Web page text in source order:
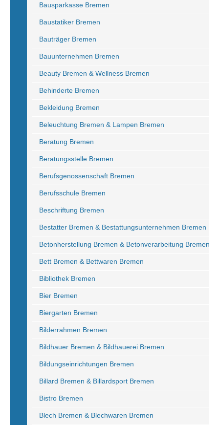
Bausparkasse Bremen
Baustatiker Bremen
Bauträger Bremen
Bauunternehmen Bremen
Beauty Bremen & Wellness Bremen
Behinderte Bremen
Bekleidung Bremen
Beleuchtung Bremen & Lampen Bremen
Beratung Bremen
Beratungsstelle Bremen
Berufsgenossenschaft Bremen
Berufsschule Bremen
Beschriftung Bremen
Bestatter Bremen & Bestattungsunternehmen Bremen
Betonherstellung Bremen & Betonverarbeitung Bremen
Bett Bremen & Bettwaren Bremen
Bibliothek Bremen
Bier Bremen
Biergarten Bremen
Bilderrahmen Bremen
Bildhauer Bremen & Bildhauerei Bremen
Bildungseinrichtungen Bremen
Billard Bremen & Billardsport Bremen
Bistro Bremen
Blech Bremen & Blechwaren Bremen